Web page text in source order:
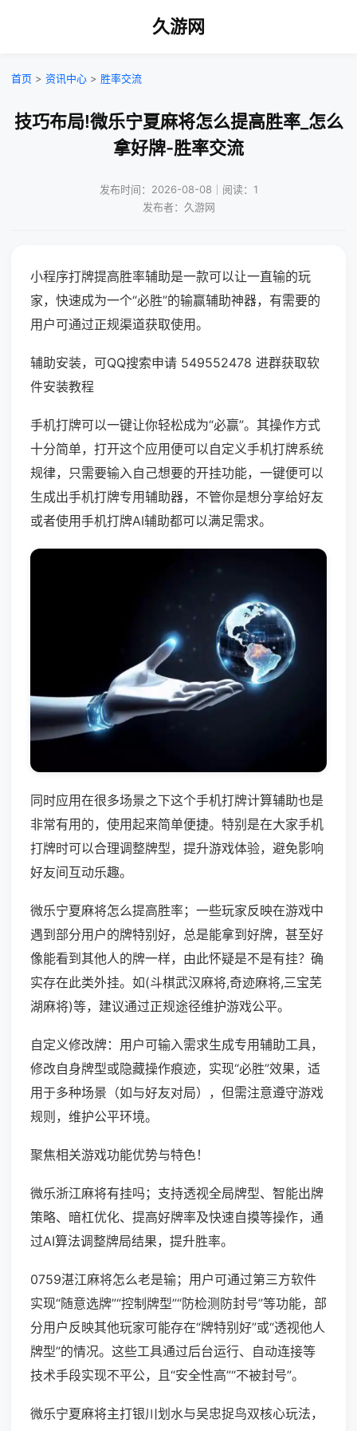
久游网
首页 > 资讯中心 > 胜率交流
技巧布局!微乐宁夏麻将怎么提高胜率_怎么
拿好牌-胜率交流
发布时间：2026-08-08｜阅读：1
发布者：久游网
小程序打牌提高胜率辅助是一款可以让一直输的玩
家，快速成为一个“必胜”的输赢辅助神器，有需要的
用户可通过正规渠道获取使用。
辅助安装，可QQ搜索申请 549552478 进群获取软
件安装教程
手机打牌可以一键让你轻松成为“必赢”。其操作方式
十分简单，打开这个应用便可以自定义手机打牌系统
规律，只需要输入自己想要的开挂功能，一键便可以
生成出手机打牌专用辅助器，不管你是想分享给好友
或者使用手机打牌AI辅助都可以满足需求。
同时应用在很多场景之下这个手机打牌计算辅助也是
非常有用的，使用起来简单便捷。特别是在大家手机
打牌时可以合理调整牌型，提升游戏体验，避免影响
好友间互动乐趣。
微乐宁夏麻将怎么提高胜率；一些玩家反映在游戏中
遇到部分用户的牌特别好，总是能拿到好牌，甚至好
像能看到其他人的牌一样，由此怀疑是不是有挂？确
实存在此类外挂。如(斗棋武汉麻将,奇迹麻将,三宝芜
湖麻将)等，建议通过正规途径维护游戏公平。
自定义修改牌：用户可输入需求生成专用辅助工具，
修改自身牌型或隐藏操作痕迹，实现“必胜”效果，适
用于多种场景（如与好友对局），但需注意遵守游戏
规则，维护公平环境。
聚焦相关游戏功能优势与特色！
微乐浙江麻将有挂吗；支持透视全局牌型、智能出牌
策略、暗杠优化、提高好牌率及快速自摸等操作，通
过AI算法调整牌局结果，提升胜率。
0759湛江麻将怎么老是输；用户可通过第三方软件
实现“随意选牌”“控制牌型”“防检测防封号”等功能，部
分用户反映其他玩家可能存在“牌特别好”或“透视他人
牌型”的情况。这些工具通过后台运行、自动连接等
技术手段实现不平公，且“安全性高”“不被封号”。
微乐宁夏麻将主打银川划水与吴忠捉鸟双核心玩法，